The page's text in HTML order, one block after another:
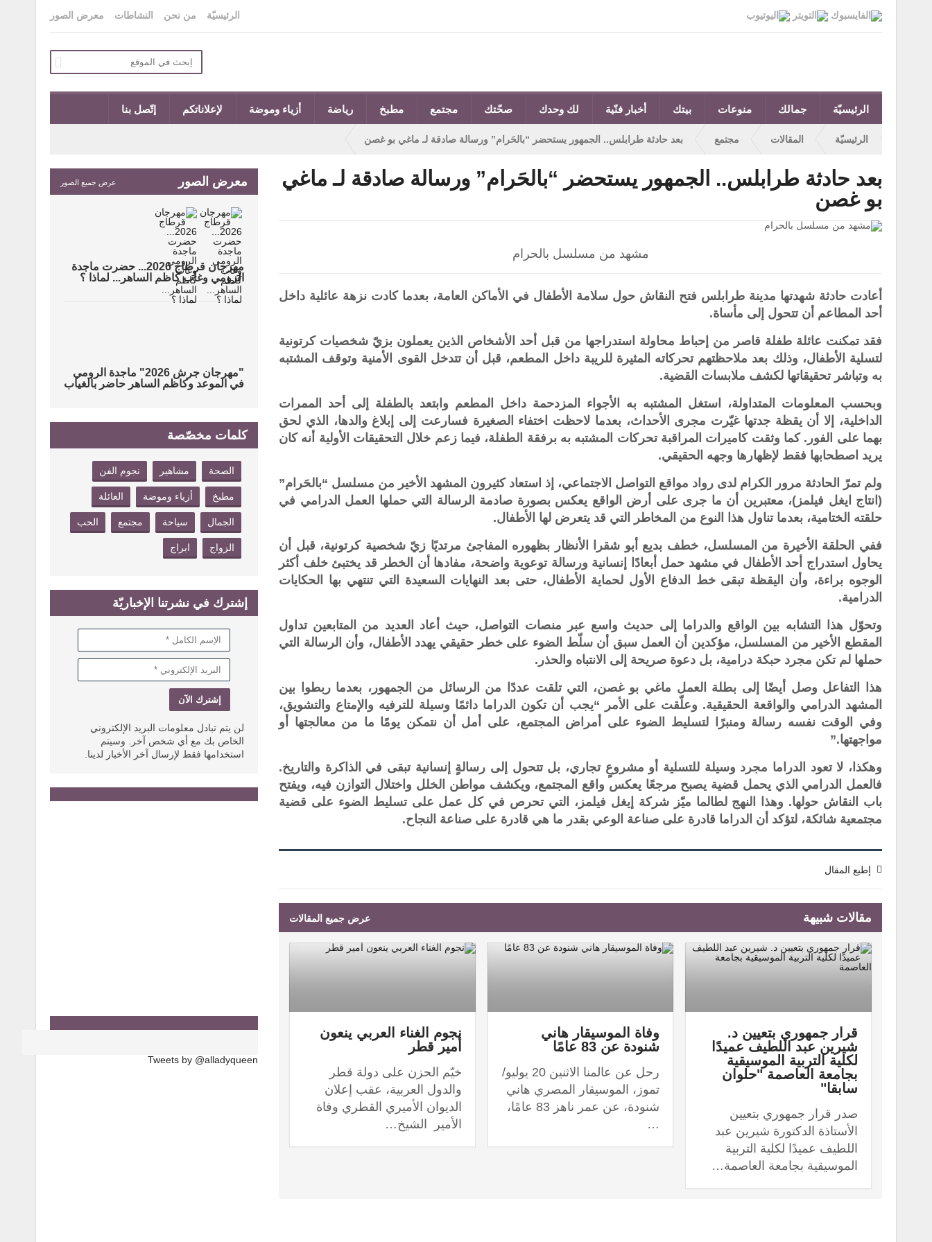
الرئيسيّة من نحن النشاطات معرض الصور
الرئيسيّة جمالك منوعات بيتك أخبار فنّية لك وحدك صحّتك مجتمع مطبخ رياضة أزياء وموضة لإعلاناتكم إتّصل بنا
الرئيسيّة المقالات مجتمع بعد حادثة طرابلس.. الجمهور يستحضر “بالحَرام” ورسالة صادقة لـ ماغي بو غصن
بعد حادثة طرابلس.. الجمهور يستحضر “بالحَرام” ورسالة صادقة لـ ماغي
بو غصن
مشهد من مسلسل بالحرام
أعادت حادثة شهدتها مدينة طرابلس فتح النقاش حول سلامة الأطفال في الأماكن العامة، بعدما كادت نزهة عائلية داخل
أحد المطاعم أن تتحول إلى مأساة.
فقد تمكنت عائلة طفلة قاصر من إحباط محاولة استدراجها من قبل أحد الأشخاص الذين يعملون بزيّ شخصيات كرتونية
لتسلية الأطفال، وذلك بعد ملاحظتهم تحركاته المثيرة للريبة داخل المطعم، قبل أن تتدخل القوى الأمنية وتوقف المشتبه
به وتباشر تحقيقاتها لكشف ملابسات القضية.
وبحسب المعلومات المتداولة، استغل المشتبه به الأجواء المزدحمة داخل المطعم وابتعد بالطفلة إلى أحد الممرات
الداخلية، إلا أن يقظة جدتها غيّرت مجرى الأحداث، بعدما لاحظت اختفاء الصغيرة فسارعت إلى إبلاغ والدها، الذي لحق
بهما على الفور. كما وثقت كاميرات المراقبة تحركات المشتبه به برفقة الطفلة، فيما زعم خلال التحقيقات الأولية أنه كان
يريد اصطحابها فقط لإظهارها وجهه الحقيقي.
ولم تمرّ الحادثة مرور الكرام لدى رواد مواقع التواصل الاجتماعي، إذ استعاد كثيرون المشهد الأخير من مسلسل “بالحَرام”
(انتاج ايغل فيلمز)، معتبرين أن ما جرى على أرض الواقع يعكس بصورة صادمة الرسالة التي حملها العمل الدرامي في
حلقته الختامية، بعدما تناول هذا النوع من المخاطر التي قد يتعرض لها الأطفال.
ففي الحلقة الأخيرة من المسلسل، خطف بديع أبو شقرا الأنظار بظهوره المفاجئ مرتديًا زيّ شخصية كرتونية، قبل أن
يحاول استدراج أحد الأطفال في مشهد حمل أبعادًا إنسانية ورسالة توعوية واضحة، مفادها أن الخطر قد يختبئ خلف أكثر
الوجوه براءة، وأن اليقظة تبقى خط الدفاع الأول لحماية الأطفال، حتى بعد النهايات السعيدة التي تنتهي بها الحكايات
الدرامية.
وتحوّل هذا التشابه بين الواقع والدراما إلى حديث واسع عبر منصات التواصل، حيث أعاد العديد من المتابعين تداول
المقطع الأخير من المسلسل، مؤكدين أن العمل سبق أن سلّط الضوء على خطر حقيقي يهدد الأطفال، وأن الرسالة التي
حملها لم تكن مجرد حبكة درامية، بل دعوة صريحة إلى الانتباه والحذر.
هذا التفاعل وصل أيضًا إلى بطلة العمل ماغي بو غصن، التي تلقت عددًا من الرسائل من الجمهور، بعدما ربطوا بين
المشهد الدرامي والواقعة الحقيقية. وعلّقت على الأمر “يجب أن تكون الدراما دائمًا وسيلة للترفيه والإمتاع والتشويق،
وفي الوقت نفسه رسالة ومنبرًا لتسليط الضوء على أمراض المجتمع، على أمل أن نتمكن يومًا ما من معالجتها أو
مواجهتها.”
وهكذا، لا تعود الدراما مجرد وسيلة للتسلية أو مشروعٍ تجاري، بل تتحول إلى رسالةٍ إنسانية تبقى في الذاكرة والتاريخ.
فالعمل الدرامي الذي يحمل قضية يصبح مرجعًا يعكس واقع المجتمع، ويكشف مواطن الخلل واختلال التوازن فيه، ويفتح
باب النقاش حولها. وهذا النهج لطالما ميّز شركة إيغل فيلمز، التي تحرص في كل عمل على تسليط الضوء على قضية
مجتمعية شائكة، لتؤكد أن الدراما قادرة على صناعة الوعي بقدر ما هي قادرة على صناعة النجاح.
إطبع المقال
مقالات شبيهة عرض جميع المقالات
قرار جمهوري بتعيين د.
شيرين عبد اللطيف عميدًا
لكلية التربية الموسيقية
بجامعة العاصمة "حلوان
سابقا"
صدر قرار جمهوري بتعيين
الأستاذة الدكتورة شيرين عبد
اللطيف عميدًا لكلية التربية
الموسيقية بجامعة العاصمة…
وفاة الموسيقار هاني
شنودة عن 83 عامًا
رحل عن عالمنا الاثنين 20 يوليو/
تموز، الموسيقار المصري هاني
شنودة، عن عمر ناهز 83 عامًا،
…
نجوم الغناء العربي ينعون
أمير قطر
خيّم الحزن على دولة قطر
والدول العربية، عقب إعلان
الديوان الأميري القطري وفاة
الأمير الشيخ…
معرض الصور عرض جميع الصور
مهرجان قرطاج 2026... حضرت ماجدة
الرومي وغاب كاظم الساهر... لماذا ؟
"مهرجان جرش 2026" ماجدة الرومي
في الموعد وكاظم الساهر حاضر بالغياب
كلمات مخصّصة
الصحة مشاهير نجوم الفن
مطبخ أزياء وموضة العائلة
الجمال سياحة مجتمع الحب
الزواج ابراج
إشترك في نشرتنا الإخباريّة
لن يتم تبادل معلومات البريد الإلكتروني
الخاص بك مع أي شخص آخر. وسيتم
استخدامها فقط لإرسال آخر الأخبار لدينا.
Tweets by @alladyqueen